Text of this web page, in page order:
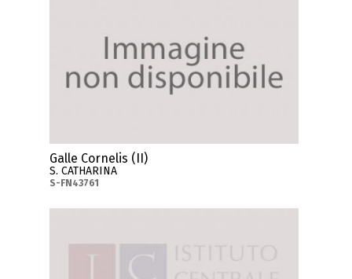
Galle Cornelis (II)
S. CATHARINA
S-FN43761